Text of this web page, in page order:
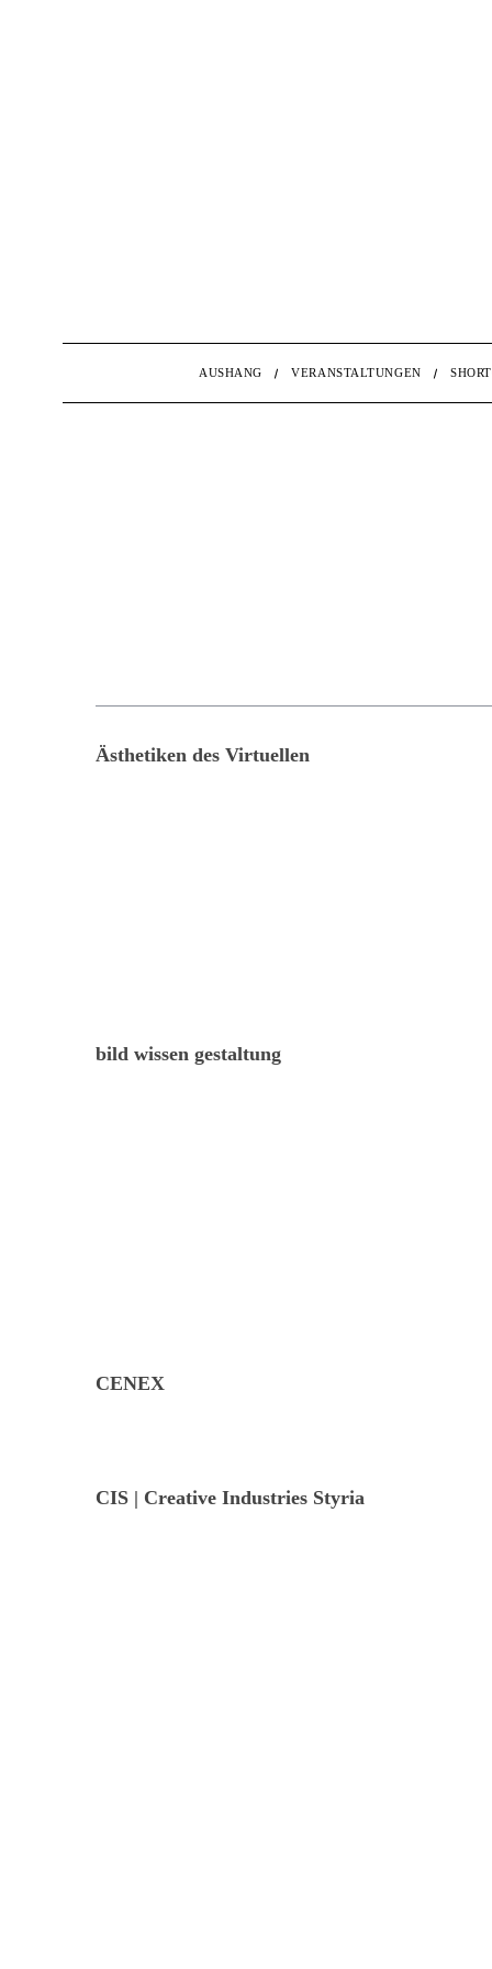
AUSHANG VERANSTALTUNGEN
Ästhetiken des Virtuellen
bild wissen gestaltung
CENEX
CIS | Creative Industries Styria